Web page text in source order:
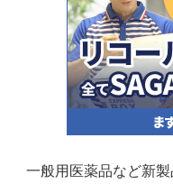
一般用医薬品など新製